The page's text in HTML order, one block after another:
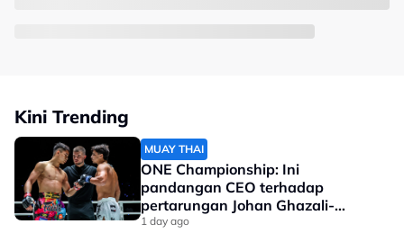
Kini Trending
MUAY THAI
ONE Championship: Ini
pandangan CEO terhadap
pertarungan Johan Ghazali-
Ramadan Ondash
1 day ago